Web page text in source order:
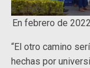
En febrero de
“El otro camino
hechas por